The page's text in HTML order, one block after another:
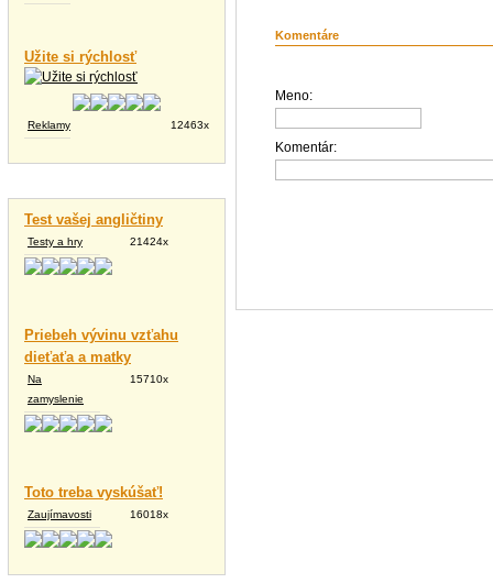
Užite si rýchlosť
Reklamy 12463x
Test vašej angličtiny
Testy a hry 21424x
Priebeh vývinu vzťahu
dieťaťa a matky
Na
zamyslenie
15710x
Toto treba vyskúšať!
Zaujímavosti 16018x
Komentáre
Meno:
Komentár: